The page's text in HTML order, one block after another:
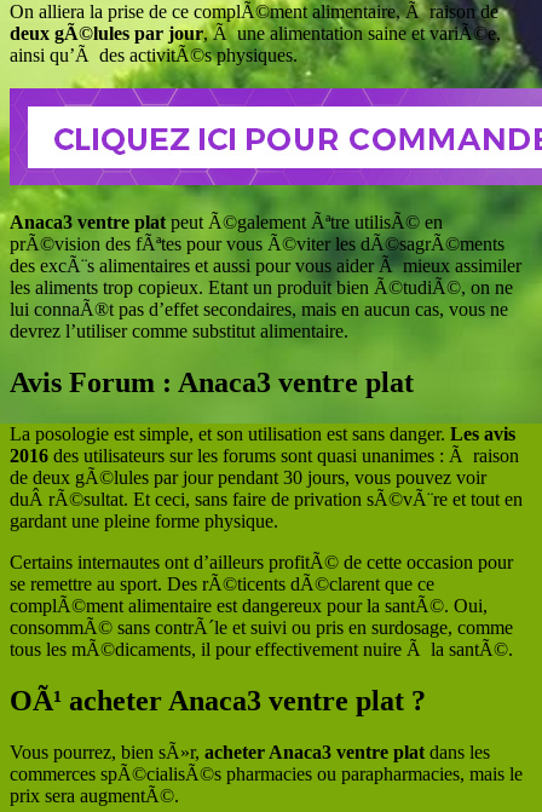
On alliera la prise de ce complÃ©ment alimentaire, Ã raison de
deux gÃ©lules par jour, Ã une alimentation saine et variÃ©e,
ainsi qu’Ã des activitÃ©s physiques.
Anaca3 ventre plat peut Ã©galement Ãªtre utilisÃ© en
prÃ©vision des fÃªtes pour vous Ã©viter les dÃ©sagrÃ©ments
des excÃ¨s alimentaires et aussi pour vous aider Ã mieux assimiler
les aliments trop copieux. Etant un produit bien Ã©tudiÃ©, on ne
lui connaÃ®t pas d’effet secondaires, mais en aucun cas, vous ne
devrez l’utiliser comme substitut alimentaire.
Avis Forum : Anaca3 ventre plat
La posologie est simple, et son utilisation est sans danger. Les avis
2016 des utilisateurs sur les forums sont quasi unanimes : Ã raison
de deux gÃ©lules par jour pendant 30 jours, vous pouvez voir
duÂ rÃ©sultat. Et ceci, sans faire de privation sÃ©vÃ¨re et tout en
gardant une pleine forme physique.
Certains internautes ont d’ailleurs profitÃ© de cette occasion pour
se remettre au sport. Des rÃ©ticents dÃ©clarent que ce
complÃ©ment alimentaire est dangereux pour la santÃ©. Oui,
consommÃ© sans contrÃ´le et suivi ou pris en surdosage, comme
tous les mÃ©dicaments, il pour effectivement nuire Ã la santÃ©.
OÃ¹ acheter Anaca3 ventre plat ?
Vous pourrez, bien sÃ»r, acheter Anaca3 ventre plat dans les
commerces spÃ©cialisÃ©s pharmacies ou parapharmacies, mais le
prix sera augmentÃ©.